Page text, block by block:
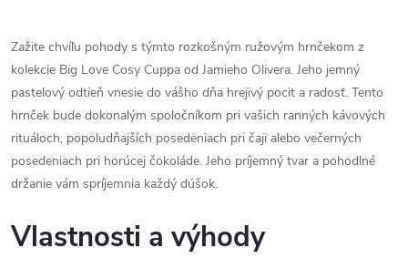
Zažite chvíľu pohody s týmto rozkošným ružovým hrnčekom z
kolekcie Big Love Cosy Cuppa od Jamieho Olivera. Jeho jemný
pastelový odtieň vnesie do vášho dňa hrejivý pocit a radosť. Tento
hrnček bude dokonalým spoločníkom pri vašich ranných kávových
rituáloch, popoludňajších posedeniach pri čaji alebo večerných
posedeniach pri horúcej čokoláde. Jeho príjemný tvar a pohodlné
držanie vám spríjemnia každý dúšok.
Vlastnosti a výhody